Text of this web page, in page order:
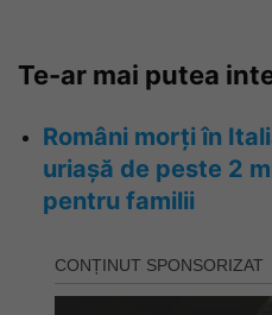
Te-ar mai putea
Români morți în
uriașă de peste 2
pentru familii